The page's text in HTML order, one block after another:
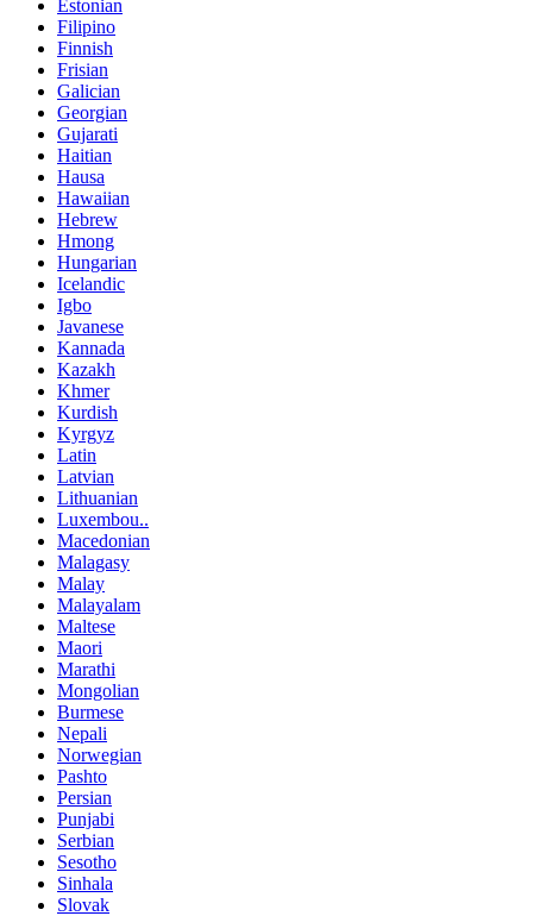
Estonian
Filipino
Finnish
Frisian
Galician
Georgian
Gujarati
Haitian
Hausa
Hawaiian
Hebrew
Hmong
Hungarian
Icelandic
Igbo
Javanese
Kannada
Kazakh
Khmer
Kurdish
Kyrgyz
Latin
Latvian
Lithuanian
Luxembou..
Macedonian
Malagasy
Malay
Malayalam
Maltese
Maori
Marathi
Mongolian
Burmese
Nepali
Norwegian
Pashto
Persian
Punjabi
Serbian
Sesotho
Sinhala
Slovak